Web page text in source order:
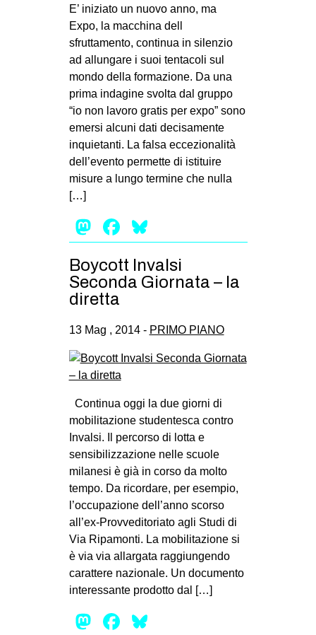
E’ iniziato un nuovo anno, ma
Expo, la macchina dell
sfruttamento, continua in silenzio
ad allungare i suoi tentacoli sul
mondo della formazione. Da una
prima indagine svolta dal gruppo
“io non lavoro gratis per expo” sono
emersi alcuni dati decisamente
inquietanti. La falsa eccezionalità
dell’evento permette di istituire
misure a lungo termine che nulla
[…]
Mastodon
Facebook
Boycott Invalsi
Seconda Giornata – la
diretta
13 Mag , 2014 - PRIMO PIANO
Continua oggi la due giorni di
mobilitazione studentesca contro
Invalsi. Il percorso di lotta e
sensibilizzazione nelle scuole
milanesi è già in corso da molto
tempo. Da ricordare, per esempio,
l’occupazione dell’anno scorso
all’ex-Provveditoriato agli Studi di
Via Ripamonti. La mobilitazione si
è via via allargata raggiungendo
carattere nazionale. Un documento
interessante prodotto dal […]
Mastodon
Facebook